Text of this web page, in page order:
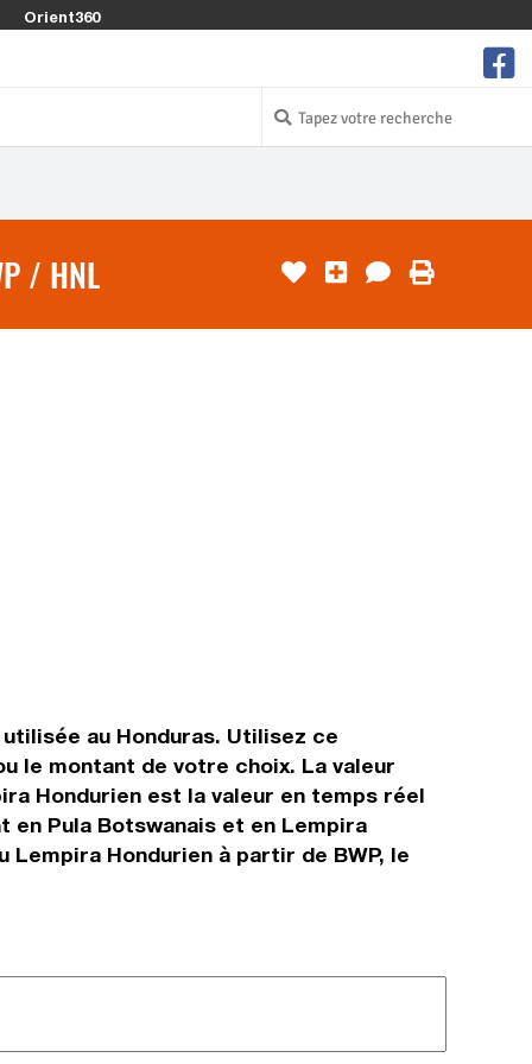
Orient360
/ HNL
au Honduras. Utilisez ce
le montant de votre choix. La valeur
Hondurien est la valeur en temps réel
Pula Botswanais et en Lempira
Hondurien à partir de BWP, le